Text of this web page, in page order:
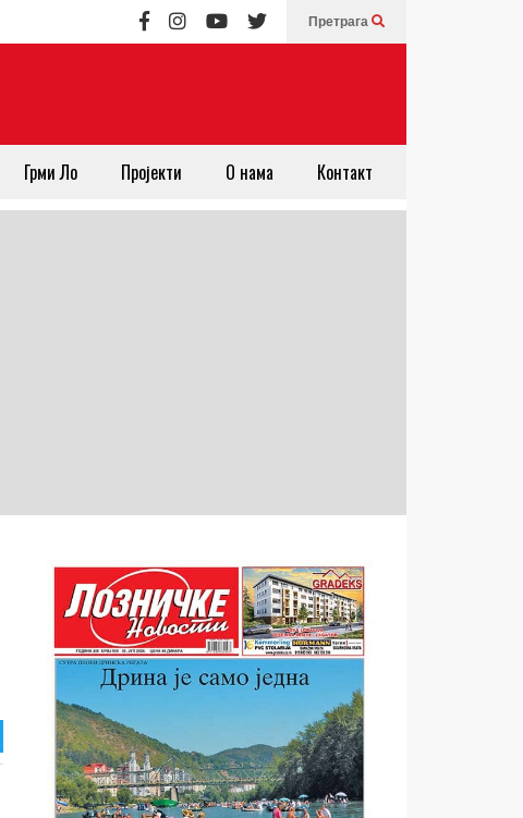
Претрага
Грми Ло Пројекти О нама Контакт